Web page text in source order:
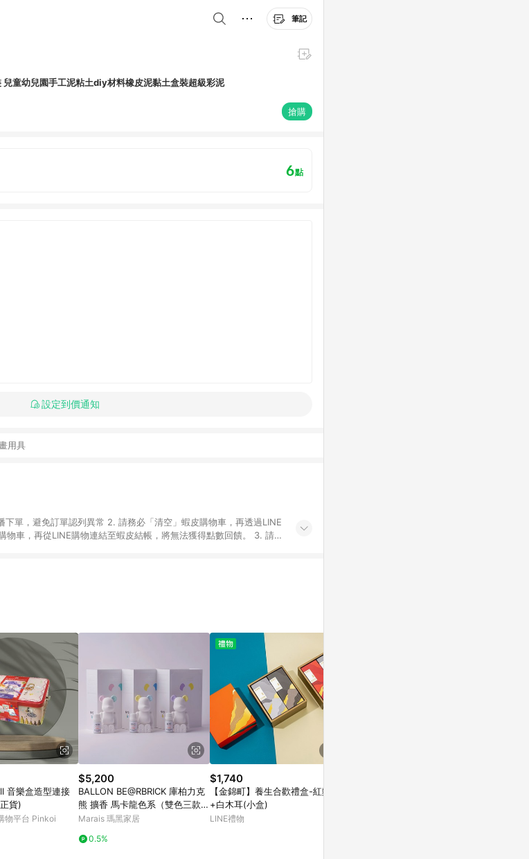
筆記
童幼兒園手工泥粘土diy材料橡皮泥黏土盒裝超級彩泥
搶購
6點
設定到價通知
用具
下單，避免訂單認列異常 2. 請務必「清空」蝦皮購物車，再透過LINE
車，再從LINE購物連結至蝦皮結帳，將無法獲得點數回饋。 3. 請避
細不回饋商品請見此公告 https://reurl.cc/Gazvnp 5. 蝦皮直營_餐券
同一商品品項(即便不同尺寸規格)，皆會計入同一筆返點上限進行
抵，可能會有攤提折抵導致訂單金額些微落差 12. 蝦皮會將LINE的導
內未透過其他媒體來源導入蝦皮官網，則七天內於該蝦皮帳號下訂的
所成立之訂單。 13. 若同一用戶使用一個以上蝦皮帳號透過LINE購物
無法收到點數，再請留意。 14. 請注意以下行為將可能導致無法取得
及方式完成交易，或經由蝦皮系統判斷點擊路徑不符合回饋資格或規
天以內進行洽詢確認；超過60天(含)以上進行申訴，恕無法贈點回
如於LINE購物訂單紀錄已呈現：「非本次前往蝦皮商店之品項，不符
異常無法追蹤訂單，致使消費者無接收到點數回饋，蝦皮保有更改
蝦皮賣場實際價格有異，以蝦皮賣場價格為準 6. 實際回饋，依蝦皮
音樂盒造型連接
貨)
物平台 Pinkoi
$5,200
BALLON BE@RBRICK 庫柏力克
熊 擴香 馬卡龍色系（雙色三款）
- 馬卡龍色系（雙色三款）-黃色/
Marais 瑪黑家居
0.5%
$1,740
【金錦町】養生合歡禮盒-紅麴
+白木耳(小盒)
LINE禮物